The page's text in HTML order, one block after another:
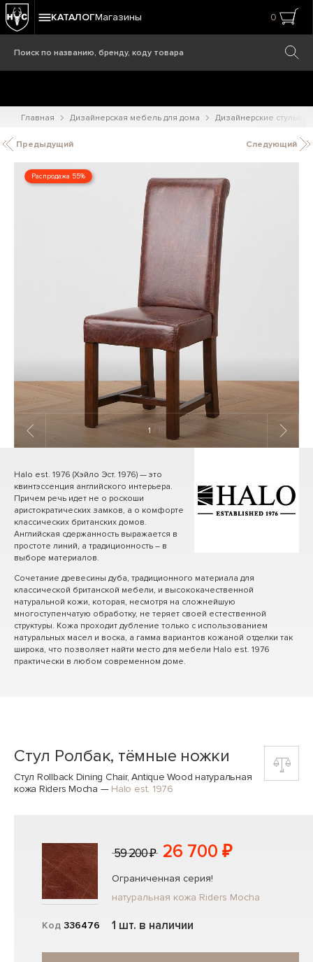
КАТАЛОГМагазины 0
Главная Дизайнерская мебель для дома Дизайнерские стулья
Предыдущий Следующий
Распродажа 55%
1 / 15
Halo est. 1976 (Хэйло Эст. 1976) — это
квинтэссенция английского интерьера.
Причем речь идет не о роскоши
аристократических замков, а о комфорте
классических британских домов.
Английская сдержанность выражается в
простоте линий, а традиционность – в
выборе материалов.
Сочетание древесины дуба, традиционного материала для
классической британской мебели, и высококачественной
натуральной кожи, которая, несмотря на сложнейшую
многоступенчатую обработку, не теряет своей естественной
структуры. Кожа проходит дубление только с использованием
натуральных масел и воска, а гамма вариантов кожаной отделки так
широка, что позволяет найти место для мебели Halo est. 1976
практически в любом современном доме.
Стул Ролбак, тёмные ножки
Стул Rollback Dining Chair, Antique Wood натуральная
кожа Riders Mocha — Halo est. 1976
Код 336476
59 200 ₽ 26 700 ₽
Ограниченная серия!
натуральная кожа Riders Mocha
1 шт. в наличии